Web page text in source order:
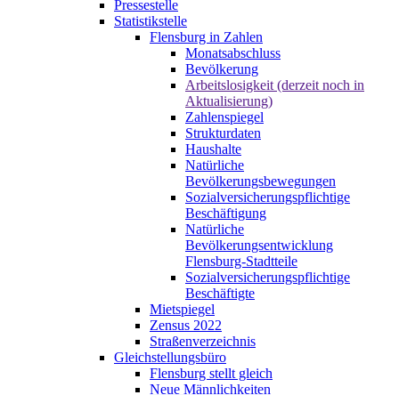
Pressestelle
Statistikstelle
Flensburg in Zahlen
Monatsabschluss
Bevölkerung
Arbeitslosigkeit (derzeit noch in
Aktualisierung)
Zahlenspiegel
Strukturdaten
Haushalte
Natürliche
Bevölkerungsbewegungen
Sozialversicherungspflichtige
Beschäftigung
Natürliche
Bevölkerungsentwicklung
Flensburg-Stadtteile
Sozialversicherungspflichtige
Beschäftigte
Mietspiegel
Zensus 2022
Straßenverzeichnis
Gleichstellungsbüro
Flensburg stellt gleich
Neue Männlichkeiten